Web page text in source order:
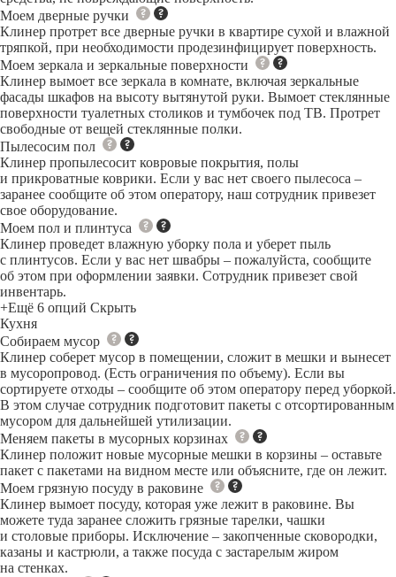
Моем дверные ручки
Клинер протрет все дверные ручки в квартире сухой и влажной
тряпкой, при необходимости продезинфицирует поверхность.
Моем зеркала и зеркальные поверхности
Клинер вымоет все зеркала в комнате, включая зеркальные
фасады шкафов на высоту вытянутой руки. Вымоет стеклянные
поверхности туалетных столиков и тумбочек под ТВ. Протрет
свободные от вещей стеклянные полки.
Пылесосим пол
Клинер пропылесосит ковровые покрытия, полы
и прикроватные коврики. Если у вас нет своего пылесоса –
заранее сообщите об этом оператору, наш сотрудник привезет
свое оборудование.
Моем пол и плинтуса
Клинер проведет влажную уборку пола и уберет пыль
с плинтусов. Если у вас нет швабры – пожалуйста, сообщите
об этом при оформлении заявки. Сотрудник привезет свой
инвентарь.
+Ещё 6 опций Скрыть
Кухня
Собираем мусор
Клинер соберет мусор в помещении, сложит в мешки и вынесет
в мусоропровод. (Есть ограничения по объему). Если вы
сортируете отходы – сообщите об этом оператору перед уборкой.
В этом случае сотрудник подготовит пакеты с отсортированным
мусором для дальнейшей утилизации.
Меняем пакеты в мусорных корзинах
Клинер положит новые мусорные мешки в корзины – оставьте
пакет с пакетами на видном месте или объясните, где он лежит.
Моем грязную посуду в раковине
Клинер вымоет посуду, которая уже лежит в раковине. Вы
можете туда заранее сложить грязные тарелки, чашки
и столовые приборы. Исключение – закопченные сковородки,
казаны и кастрюли, а также посуда с застарелым жиром
на стенках.